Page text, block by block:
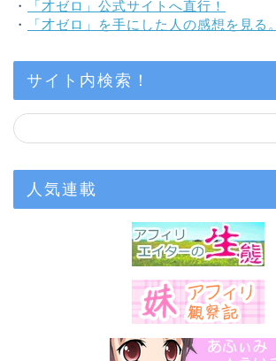
・
「才ゼロ」公式サイトへ直行！
・
「才ゼロ」を手にした人の感想を見る。
サイト内検索！
人気連載